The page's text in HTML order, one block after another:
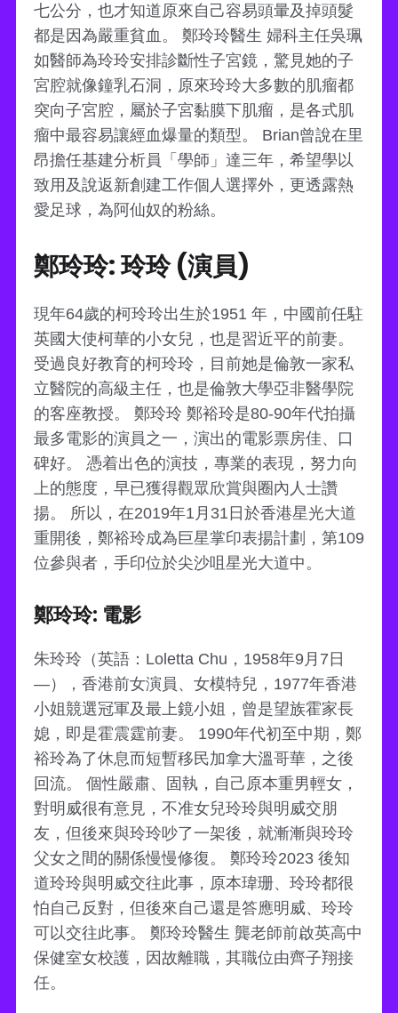
七公分，也才知道原來自己容易頭暈及掉頭髮
都是因為嚴重貧血。 鄭玲玲醫生 婦科主任吳珮
如醫師為玲玲安排診斷性子宮鏡，驚見她的子
宮腔就像鐘乳石洞，原來玲玲大多數的肌瘤都
突向子宮腔，屬於子宮黏膜下肌瘤，是各式肌
瘤中最容易讓經血爆量的類型。 Brian曾說在里
昂擔任基建分析員「學師」達三年，希望學以
致用及說返新創建工作個人選擇外，更透露熱
愛足球，為阿仙奴的粉絲。
鄭玲玲: 玲玲 (演員)
現年64歲的柯玲玲出生於1951 年，中國前任駐
英國大使柯華的小女兒，也是習近平的前妻。
受過良好教育的柯玲玲，目前她是倫敦一家私
立醫院的高級主任，也是倫敦大學亞非醫學院
的客座教授。 鄭玲玲 鄭裕玲是80-90年代拍攝
最多電影的演員之一，演出的電影票房佳、口
碑好。 憑着出色的演技，專業的表現，努力向
上的態度，早已獲得觀眾欣賞與圈內人士讚
揚。 所以，在2019年1月31日於香港星光大道
重開後，鄭裕玲成為巨星掌印表揚計劃，第109
位參與者，手印位於尖沙咀星光大道中。
鄭玲玲: 電影
朱玲玲（英語：Loletta Chu，1958年9月7日
—），香港前女演員、女模特兒，1977年香港
小姐競選冠軍及最上鏡小姐，曾是望族霍家長
媳，即是霍震霆前妻。 1990年代初至中期，鄭
裕玲為了休息而短暫移民加拿大溫哥華，之後
回流。 個性嚴肅、固執，自己原本重男輕女，
對明威很有意見，不准女兒玲玲與明威交朋
友，但後來與玲玲吵了一架後，就漸漸與玲玲
父女之間的關係慢慢修復。 鄭玲玲2023 後知
道玲玲與明威交往此事，原本瑋珊、玲玲都很
怕自己反對，但後來自己還是答應明威、玲玲
可以交往此事。 鄭玲玲醫生 龔老師前啟英高中
保健室女校護，因故離職，其職位由齊子翔接
任。